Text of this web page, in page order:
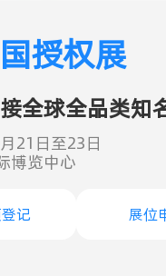
授权展
全球全品类知
21日至23日
博览中心
记 展位